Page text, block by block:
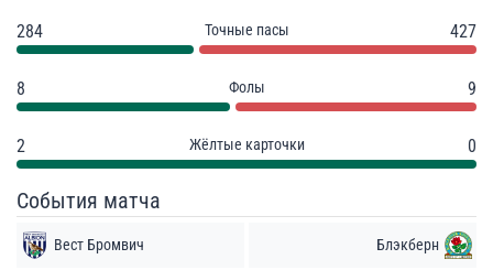
284 Точные пасы 427
8 Фолы 9
2 Жёлтые карточки 0
События матча
Вест Бромвич Блэкберн